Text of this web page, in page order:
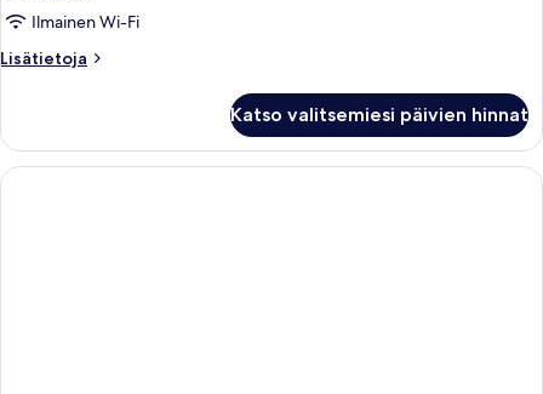
Ilmainen Wi-Fi
Lisätietoja
Lisätietoja
Katso valitsemiesi päivien hinnat